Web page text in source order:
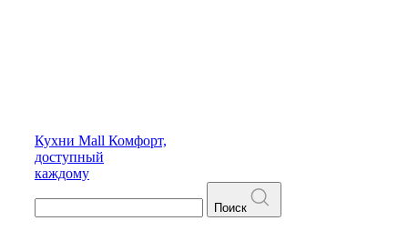
Кухни Mall Комфорт,
доступный
каждому
Поиск